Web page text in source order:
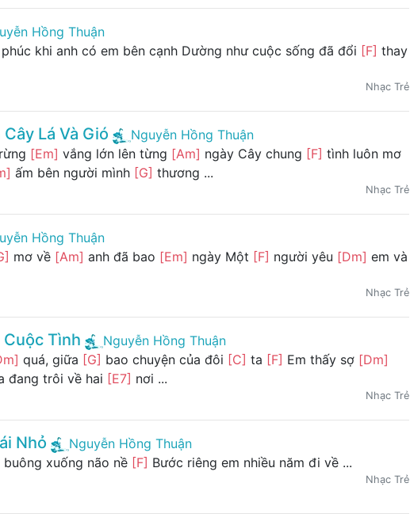
Hồng Thuận
khi anh có em bên cạnh Dường như cuộc sống đã đổi [F] thay
Nhạc Trẻ
Lá Và Gió
Nguyễn Hồng Thuận
[Em] vắng lớn lên từng [Am] ngày Cây chung [F] tình luôn mơ
ấm bên người mình [G] thương ...
Nhạc Trẻ
Hồng Thuận
mơ về [Am] anh đã bao [Em] ngày Một [F] người yêu [Dm] em và
Nhạc Trẻ
Tình
Nguyễn Hồng Thuận
quá, giữa [G] bao chuyện của đôi [C] ta [F] Em thấy sợ [Dm]
đang trôi về hai [E7] nơi ...
Nhạc Trẻ
Nhỏ
Nguyễn Hồng Thuận
buông xuống não nề [F] Bước riêng em nhiều năm đi về ...
Nhạc Trẻ